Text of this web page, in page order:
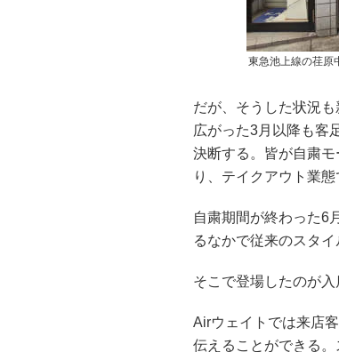
東急池上線の荏原
だが、そうした状況
広がった3月以降も客
決断する。皆が自粛
り、テイクアウト業
自粛期間が終わった6
るなかで従来のスタ
そこで登場したのが
Airウェイトでは来店
伝えることができる